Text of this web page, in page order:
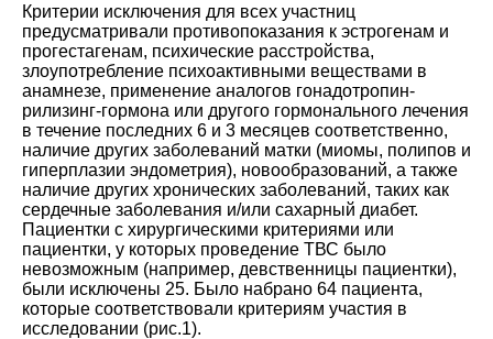
Критерии исключения для всех участниц
предусматривали противопоказания к эстрогенам и
прогестагенам, психические расстройства,
злоупотребление психоактивными веществами в
анамнезе, применение аналогов гонадотропин-
рилизинг-гормона или другого гормонального лечения
в течение последних 6 и 3 месяцев соответственно,
наличие других заболеваний матки (миомы, полипов и
гиперплазии эндометрия), новообразований, а также
наличие других хронических заболеваний, таких как
сердечные заболевания и/или сахарный диабет.
Пациентки с хирургическими критериями или
пациентки, у которых проведение ТВС было
невозможным (например, девственницы пациентки),
были исключены 25. Было набрано 64 пациента,
которые соответствовали критериям участия в
исследовании (рис.1).